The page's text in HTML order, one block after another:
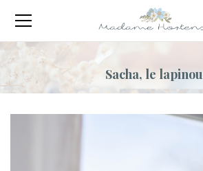
Sacha, le lapinou